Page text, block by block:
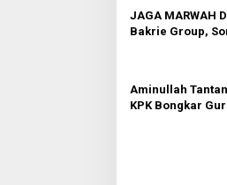
s
i
o
s
JAGA MARWAH
Bakrie Group,
Aminullah
KPK Bongkar